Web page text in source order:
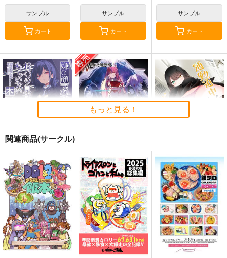
サンプル
カート
サンプル
カート
サンプル
カート
嫌な顔されながらおパ
ンツ見せてもらいたい
本14
アニマルマシーン
787円（税込）
オリジナル
サンプル
カート
黒白のアヴェスター 4
神座万象・第十四機
関
専売 3,144円（税込）
オリジナル
サンプル
カート
通勤道中であの娘がぱ
んつを見せてくる本13
嘘つき屋
662円（税込）
オリジナル
サンプル
カート
もっと見る！
関連商品(サークル)